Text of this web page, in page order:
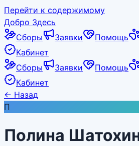
Перейти к содержимому
Добро Здесь
Сборы
Заявки Помощь
Кабинет
Сборы
Заявки Помощь
Кабинет
← Назад
П
Полина